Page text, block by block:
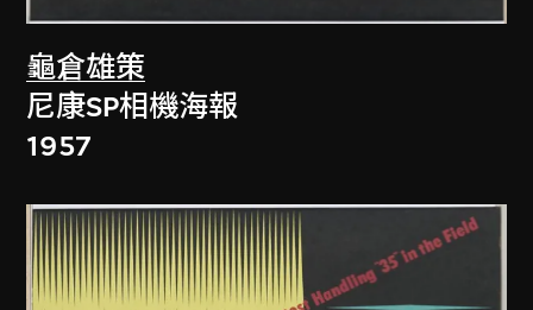
龜倉雄策
尼康SP相機海報
1957